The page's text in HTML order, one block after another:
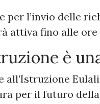
per l’invio delle
attiva fino alle ore
è
all’Istruzione
per il futuro della